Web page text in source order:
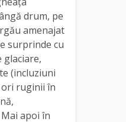
drum, pe
amenajat
surprinde cu
glaciare,
(incluziuni
ruginii în
apoi în